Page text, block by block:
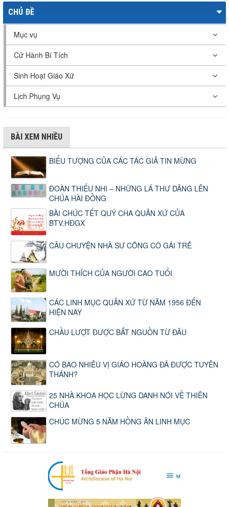
CHỦ ĐỀ
Mục vụ
Cử Hành Bí Tích
Sinh Hoạt Giáo Xứ
Lịch Phụng Vụ
BÀI XEM NHIỀU
BIỂU TƯỢNG CỦA CÁC TÁC GIẢ TIN MỪNG
ĐOÀN THIẾU NHI – NHỮNG LÁ THƯ DÂNG LÊN
CHÚA HÀI ĐỒNG
BÀI CHÚC TẾT QUÝ CHA QUẢN XỨ CỦA
BTV.HĐGX
CÂU CHUYỆN NHÀ SƯ CÕNG CÔ GÁI TRẺ
MƯỜI THÍCH CỦA NGƯỜI CAO TUỔI
CÁC LINH MỤC QUẢN XỨ TỪ NĂM 1956 ĐẾN
HIỆN NAY
CHẦU LƯỢT ĐƯỢC BẮT NGUỒN TỪ ĐÂU
CÓ BAO NHIÊU VỊ GIÁO HOÀNG ĐÃ ĐƯỢC TUYÊN
THÁNH?
25 NHÀ KHOA HỌC LỪNG DANH NÓI VỀ THIÊN
CHÚA
CHÚC MỪNG 5 NĂM HỒNG ÂN LINH MỤC